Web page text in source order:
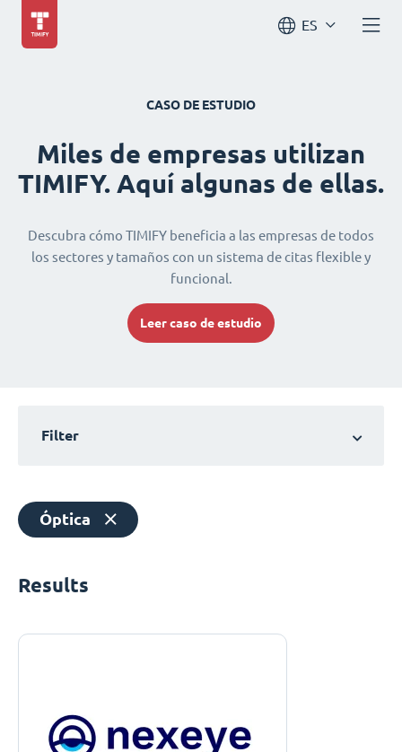
ES
CASO DE ESTUDIO
Miles de empresas utilizan
TIMIFY. Aquí algunas de ellas.
Descubra cómo TIMIFY beneficia a las empresas de todos
los sectores y tamaños con un sistema de citas flexible y
funcional.
Leer caso de estudio
Filter
Óptica
Results